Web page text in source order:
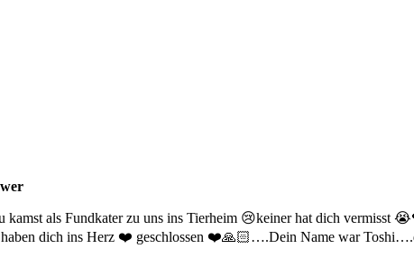
als Fundkater zu uns ins Tierheim 😢keiner hat dich
dich ins Herz ❤️ geschlossen ❤️🙏🏻….Dein Name war